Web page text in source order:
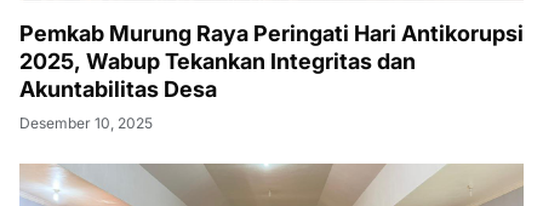
Pemkab Murung Raya Peringati Hari Antikorupsi
2025, Wabup Tekankan Integritas dan
Akuntabilitas Desa
Desember 10, 2025